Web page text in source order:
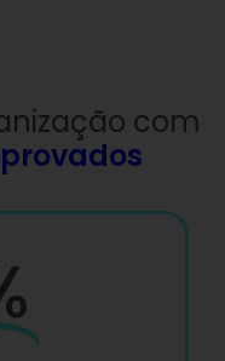
com